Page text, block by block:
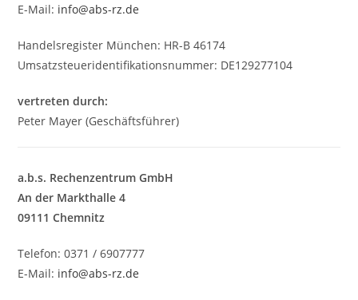
E-Mail: info@abs-rz.de
Handelsregister München: HR-B 46174
Umsatzsteueridentifikationsnummer: DE129277104
vertreten durch:
Peter Mayer (Geschäftsführer)
a.b.s. Rechenzentrum GmbH
An der Markthalle 4
09111 Chemnitz
Telefon: 0371 / 6907777
E-Mail: info@abs-rz.de